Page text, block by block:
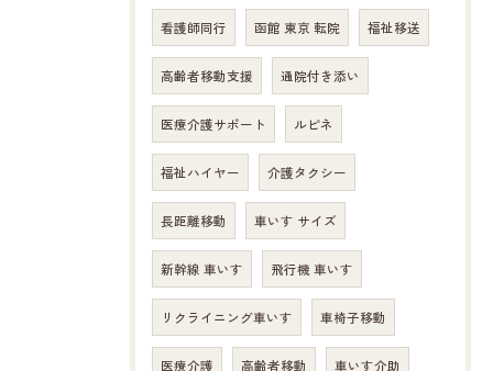
看護師同行 函館 東京 転院 福祉移送
高齢者移動支援 通院付き添い
医療介護サポート ルピネ
福祉ハイヤー 介護タクシー
長距離移動 車いす サイズ
新幹線 車いす 飛行機 車いす
リクライニング車いす 車椅子移動
医療介護 高齢者移動 車いす介助